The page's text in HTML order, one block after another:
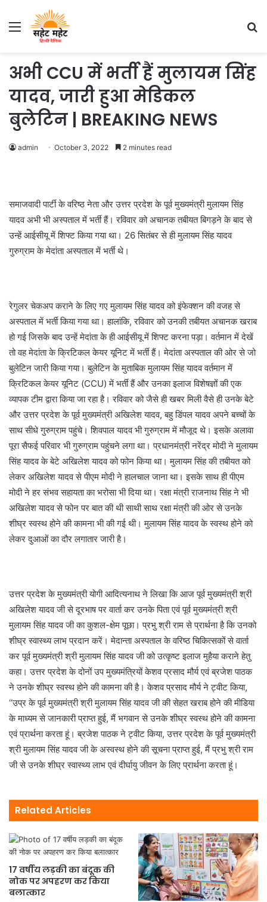
Menu
अभी CCU में भर्ती हैं मुलायम सिंह
यादव, जारी हुआ मेडिकल
बुलेटिन | BREAKING NEWS
admin October 3, 2022 2 minutes read
समाजवादी पार्टी के वरिष्ठ नेता और उत्तर प्रदेश के पूर्व मुख्यमंत्री मुलायम सिंह
यादव अभी भी अस्पताल में भर्ती हैं। रविवार को अचानक तबीयत बिगड़ने के बाद से
उन्हें आईसीयू में शिफ्ट किया गया था। 26 सितंबर से ही मुलायम सिंह यादव
गुरुग्राम के मेदांता अस्पताल में भर्ती थे।
रेगुलर चेकअप कराने के लिए गए मुलायम सिंह यादव को इंफेक्शन की वजह से
अस्पताल में भर्ती किया गया था। हालांकि, रविवार को उनकी तबीयत अचानक खराब
हो गई जिसके बाद उन्हें मेदांता के ही आईसीयू में शिफ्ट करना पड़ा। वर्तमान में देखें
तो वह मेदांता के क्रिटिकल केयर यूनिट में भर्ती हैं। मेदांता अस्पताल की ओर से जो
बुलेटिन जारी किया गया। बुलेटिन के मुताबिक मुलायम सिंह यादव वर्तमान में
क्रिटिकल केयर यूनिट (CCU) में भर्ती हैं और उनका इलाज विशेषज्ञों की एक
व्यापक टीम द्वारा किया जा रहा है। रविवार को जैसे ही खबर मिली वैसे ही उनके बेटे
और उत्तर प्रदेश के पूर्व मुख्यमंत्री अखिलेश यादव, बहु डिंपल यादव अपने बच्चों के
साथ सीधे गुरुग्राम पहुंचे। शिवपाल यादव भी गुरुग्राम में मौजूद थे। इसके अलावा
पूरा सैफई परिवार भी गुरुग्राम पहुंचने लगा था। प्रधानमंत्री नरेंद्र मोदी ने मुलायम
सिंह यादव के बेटे अखिलेश यादव को फोन किया था। मुलायम सिंह की तबीयत को
लेकर अखिलेश यादव से पीएम मोदी ने हालचाल जाना था। इसके साथ ही पीएम
मोदी ने हर संभव सहायता का भरोसा भी दिया था। रक्षा मंत्री राजनाथ सिंह ने भी
अखिलेश यादव से फोन पर बात की थी साथी साथ रक्षा मंत्री की ओर से उनके
शीघ्र स्वस्थ होने की कामना भी की गई थी। मुलायम सिंह यादव के स्वस्थ होने को
लेकर दुआओं का दौर लगातार जारी है।
उत्तर प्रदेश के मुख्यमंत्री योगी आदित्यनाथ ने लिखा कि आज पूर्व मुख्यमंत्री श्री
अखिलेश यादव जी से दूरभाष पर वार्ता कर उनके पिता एवं पूर्व मुख्यमंत्री श्री
मुलायम सिंह यादव जी का कुशल-क्षेम पूछा। प्रभु श्री राम से प्रार्थना है कि उनको
शीघ्र स्वास्थ्य लाभ प्रदान करें। मेदान्ता अस्पताल के वरिष्ठ चिकित्सकों से वार्ता
कर पूर्व मुख्यमंत्री श्री मुलायम सिंह यादव जी को उत्कृष्ट इलाज मुहैया कराने हेतु
कहा। उत्तर प्रदेश के दोनों उप मुख्यमंत्रियों केशव प्रसाद मौर्य एवं ब्रजेश पाठक
ने उनके शीघ्र स्वस्थ होने की कामना की है। केशव प्रसाद मौर्य ने ट्वीट किया,
‘‘उप्र के पूर्व मुख्यमंत्री श्री मुलायम सिंह यादव जी की सेहत खराब होने की मीडिया
के माध्यम से जानकारी प्राप्त हुई, मैं भगवान से उनके शीघ्र स्वस्थ होने की कामना
एवं प्रार्थना करता हूं। ब्रजेश पाठक ने ट्वीट किया, उत्तर प्रदेश के पूर्व मुख्यमंत्री
श्री मुलायम सिंह यादव जी के अस्‍वस्‍थ होने की सूचना प्राप्त हुई, मैं प्रभु श्री राम
जी से उनके शीघ्र स्वास्थ्य लाभ एवं दीर्घायु जीवन के लिए प्रार्थना करता हूं।
Related Articles
17 वर्षीय लड़की का बंदूक की
नोक पर अपहरण कर किया
बलात्कार